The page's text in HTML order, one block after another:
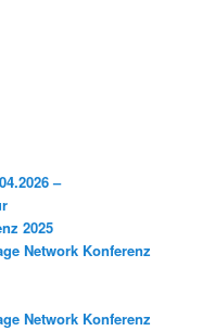
–
2025
Network Konferenz
Network Konferenz